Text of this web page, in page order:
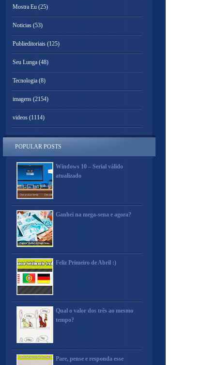
Mostra Eu (25)
Noticias (53)
Publieditoriais (125)
Seu Lunga (48)
Tecnologia (8)
imagens (2154)
videos (1114)
POPULAR POSTS
Windows 10 – Serial válido
atualizado
Ganhei na mega-sena e agora?
Feliz Primeiro de Abril :)
Qual o valor dos três ao mesmo
tempo?
Pare, pense e responda esse